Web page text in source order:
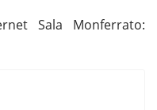
Sala Monferrato: